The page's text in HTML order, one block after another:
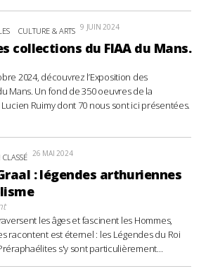
CULTURE & ARTS 9 JUIN 2024
collections du FIAA du Mans.
2024, découvrez l’Exposition des
Mans. Un fond de 350 oeuvres de la
Ruimy dont 70 nous sont ici présentées.
26 MAI 2024
: légendes arthuriennes
les âges et fascinent les Hommes,
racontent est éternel : les Légendes du Roi
s'y sont particulièrement...